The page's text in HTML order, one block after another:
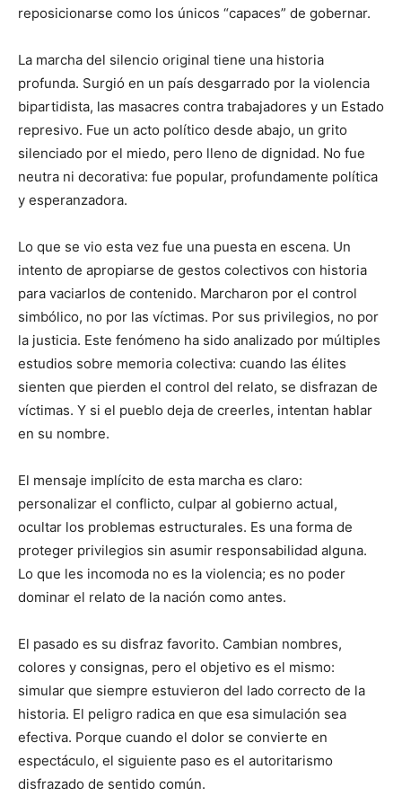
reposicionarse como los únicos “capaces” de gobernar.
La marcha del silencio original tiene una historia
profunda. Surgió en un país desgarrado por la violencia
bipartidista, las masacres contra trabajadores y un Estado
represivo. Fue un acto político desde abajo, un grito
silenciado por el miedo, pero lleno de dignidad. No fue
neutra ni decorativa: fue popular, profundamente política
y esperanzadora.
Lo que se vio esta vez fue una puesta en escena. Un
intento de apropiarse de gestos colectivos con historia
para vaciarlos de contenido. Marcharon por el control
simbólico, no por las víctimas. Por sus privilegios, no por
la justicia. Este fenómeno ha sido analizado por múltiples
estudios sobre memoria colectiva: cuando las élites
sienten que pierden el control del relato, se disfrazan de
víctimas. Y si el pueblo deja de creerles, intentan hablar
en su nombre.
El mensaje implícito de esta marcha es claro:
personalizar el conflicto, culpar al gobierno actual,
ocultar los problemas estructurales. Es una forma de
proteger privilegios sin asumir responsabilidad alguna.
Lo que les incomoda no es la violencia; es no poder
dominar el relato de la nación como antes.
El pasado es su disfraz favorito. Cambian nombres,
colores y consignas, pero el objetivo es el mismo:
simular que siempre estuvieron del lado correcto de la
historia. El peligro radica en que esa simulación sea
efectiva. Porque cuando el dolor se convierte en
espectáculo, el siguiente paso es el autoritarismo
disfrazado de sentido común.